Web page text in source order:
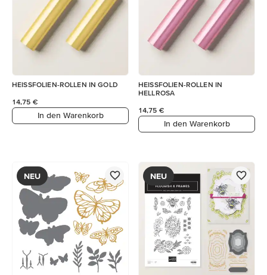
HEISSFOLIEN-ROLLEN IN GOLD
14,75 €
In den Warenkorb
HEISSFOLIEN-ROLLEN IN
HELLROSA
14,75 €
In den Warenkorb
NEU NEU